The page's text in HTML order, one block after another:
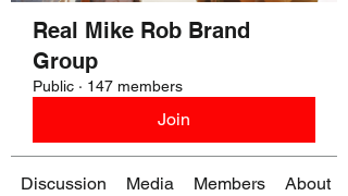
Real Mike Rob Brand
Group
Public · 147 members
Join
Discussion Media Members About